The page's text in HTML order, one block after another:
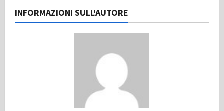
INFORMAZIONI SULL'AUTORE